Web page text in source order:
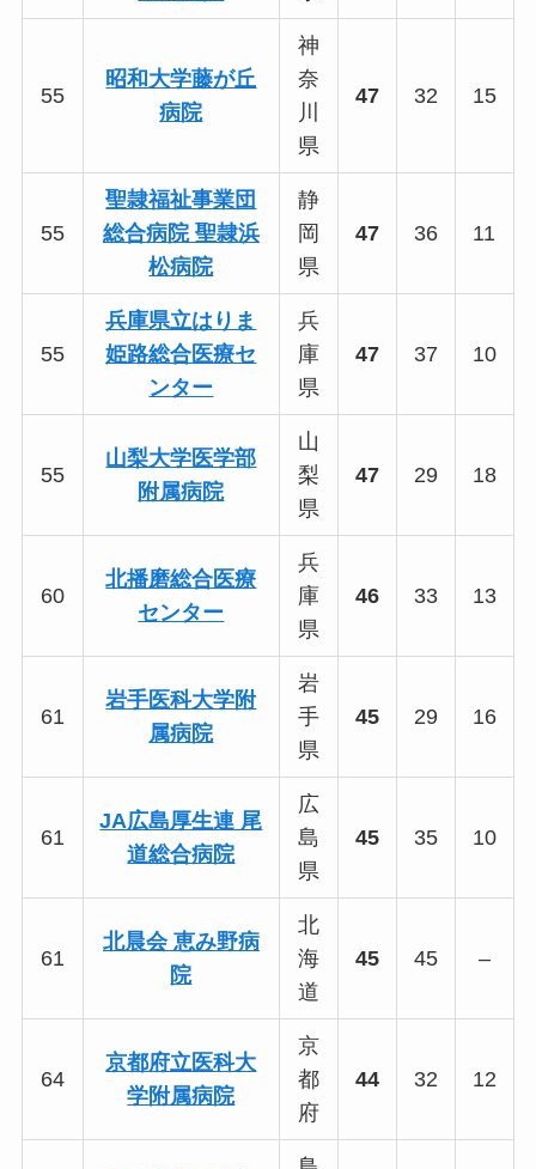
55
昭和大学藤が丘
病院
神
奈
川
県
47 32 15
55
聖隷福祉事業団
総合病院 聖隷浜
松病院
静
岡
県
47 36 11
55
兵庫県立はりま
姫路総合医療セ
ンター
兵
庫
県
47 37 10
55
山梨大学医学部
附属病院
山
梨
県
47 29 18
60
北播磨総合医療
センター
兵
庫
県
46 33 13
61
岩手医科大学附
属病院
岩
手
県
45 29 16
61
JA広島厚生連 尾
道総合病院
広
島
県
45 35 10
61
北晨会 恵み野病
院
北
海
道
45 45 –
64
京都府立医科大
学附属病院
京
都
府
44 32 12